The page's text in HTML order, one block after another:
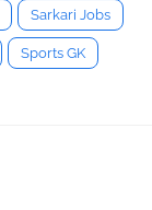
Sarkari Jobs
Sports GK